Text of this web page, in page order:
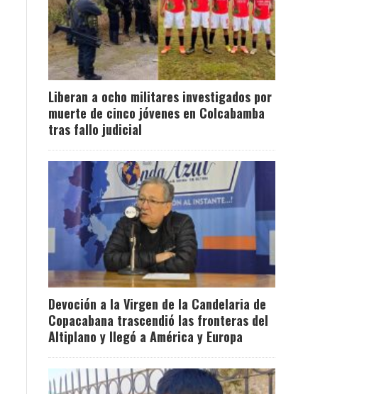
Liberan a ocho militares investigados por
muerte de cinco jóvenes en Colcabamba
tras fallo judicial
Devoción a la Virgen de la Candelaria de
Copacabana trascendió las fronteras del
Altiplano y llegó a América y Europa